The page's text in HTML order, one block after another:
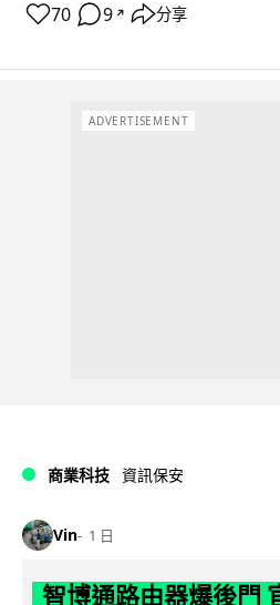
70 9 ↗ 分享
ADVERTISEMENT
商業科技 資訊保安
Vin 1 日
智博通路由器爆後門